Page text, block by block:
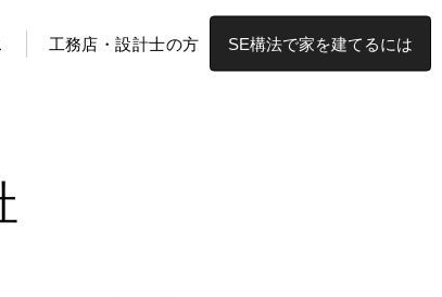
工務店・設計士の方 SE構法で家を建てるには